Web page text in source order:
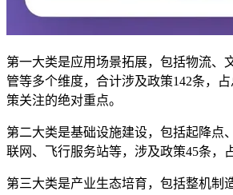
第一大类是应用场景拓展，包括物流、
管等多个维度，合计涉及政策142条，
策关注的绝对重点。
第二大类是基础设施建设，包括起降点
联网、飞行服务站等，涉及政策45条，占
第三大类是产业生态培育，包括整机制